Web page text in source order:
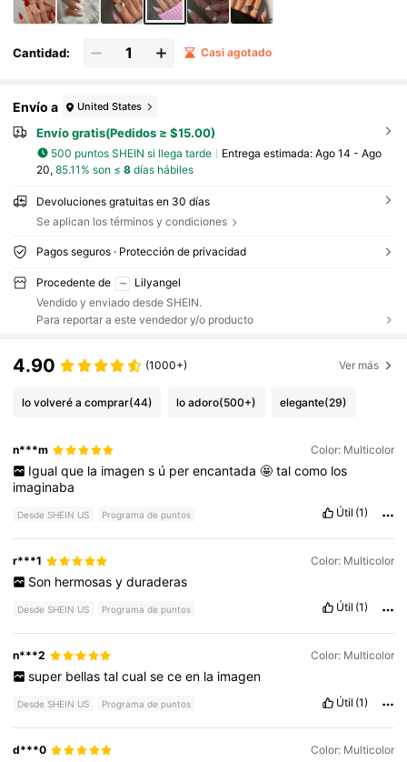
Cantidad: Casi agotado
Envío a United States
Envío gratis(Pedidos ≥ $15.00)
500 puntos SHEIN si llega tarde Entrega estimada: Ago 14 - Ago
20, 85.11% son ≤ 8días hábiles
Devoluciones gratuitas en 30 días
Se aplican los términos y condiciones
Pagos seguros · Protección de privacidad
Procedente de
Lilyangel
Vendido y enviado desde SHEIN.
Para reportar a este vendedor y/o producto
4.90 (1000+) Ver más
lo volveré a comprar(44) lo adoro(500+) elegante(29)
n***m Color: Multicolor
Igual que la imagen s ú per encantada 🤩 tal como los
imaginaba
Desde SHEIN US Programa de puntos Útil (1)
r***1 Color: Multicolor
Son hermosas y duraderas
Desde SHEIN US Programa de puntos Útil (1)
n***2 Color: Multicolor
super bellas tal cual se ce en la imagen
Desde SHEIN US Programa de puntos Útil (1)
d***0 Color: Multicolor